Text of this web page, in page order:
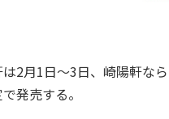
2月1日～3日、崎陽軒な
発売する。